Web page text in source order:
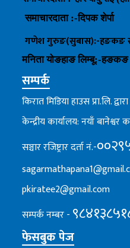
समाचारदाता :-दिपक शेर्पा
गणेश गुरुङ(सुबास):-हङकङ
मनिता योङहाङलिम्बू:-हङकङ
सम्पर्क
किरात मिडिया हाउस प्रा.लि.
केन्द्रीय कार्यालय: नयाँ बानेश्वर
सञ्चार रजिष्ट्रार दर्ता नं.-
pkiratee2@gmail.com
सम्पर्क नम्बर -
फेसबुक पेज